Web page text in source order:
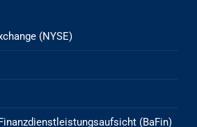
(NYSE)
(BaFin)